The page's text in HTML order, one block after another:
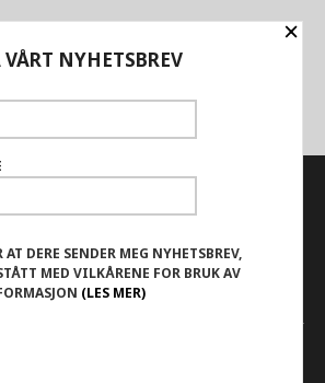
SIKKERHET OG PERSONVERN
slik at du får en bedre
yte deg bedre service. Vi bruker cookies
og huske hva du har puttet i
å bruke siden som normalt om du godtar
×
VÅRT NYHETSBREV
AT DERE SENDER MEG NYHETSBREV,
MED VILKÅRENE FOR BRUK AV
(LES MER)